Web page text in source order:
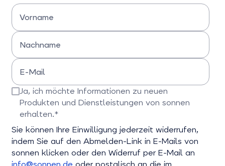
Vorname
Bitte Vornamen eingeben
Nachname
Bitte Nachname eingeben
E-Mail
Bitte E-Mail-Adresse eingeben
Ja, ich möchte Informationen zu neuen
Produkten und Dienstleistungen von sonnen
erhalten.*
Bitte bestätigen Sie dieses Feld
Sie können Ihre Einwilligung jederzeit widerrufen,
indem Sie auf den Abmelden-Link in E-Mails von
sonnen klicken oder den Widerruf per E-Mail an